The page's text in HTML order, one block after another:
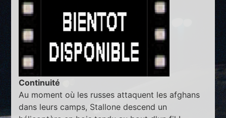
Continuité
Au moment où les russes attaquent les afghans
dans leurs camps, Stallone descend un